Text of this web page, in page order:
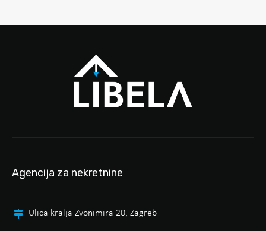
Agencija za nekretnine
Ulica kralja Zvonimira 20, Zagreb